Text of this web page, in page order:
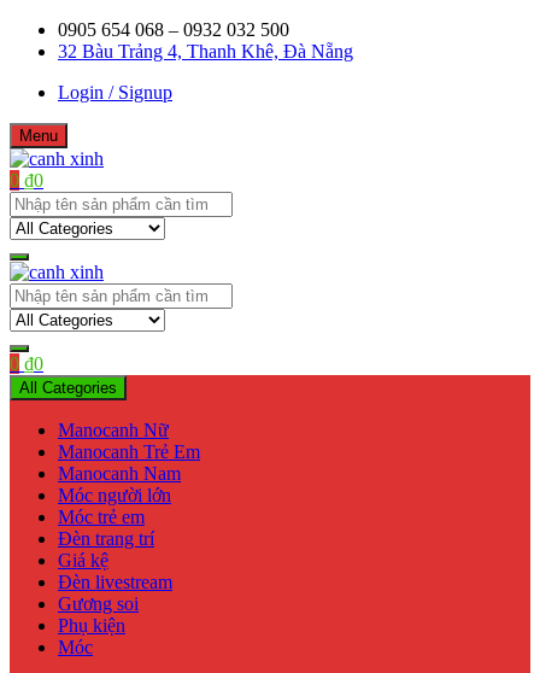
Skip
0905 654 068 – 0932 032 500
32 Bàu Trảng 4, Thanh Khê, Đà Nẵng
Login / Signup
Menu
canh xinh
Shop bán manơcanh, phụ kiện mở shop
0 ₫0
canh xinh
Shop bán manơcanh, phụ kiện mở shop
0 ₫0
All Categories
Manocanh Nữ
Manocanh Trẻ Em
Manocanh Nam
Móc người lớn
Móc trẻ em
Đèn trang trí
Giá kệ
Đèn livestream
Gương soi
Phụ kiện
Móc